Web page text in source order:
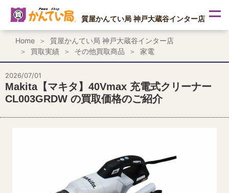
ス
プ
質屋かんてい局 神戸大蔵谷インター店
Home
質屋かんてい局 神戸大蔵谷インター店
買取実績
その他買取商品 家電
2026/07/01
Makita【マキタ】40Vmax 充電式クリーナー
CL003GRDW の買取価格のご紹介